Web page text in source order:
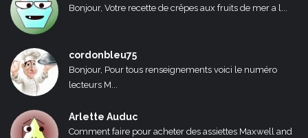
Bonjour, Votre recette de crêpes aux fruits de mer a l...
cordonbleu75
Bonjour, Pour tous renseignements voici le numéro
lecteurs M...
Arlette Auduc
Comment faire pour acheter des assiettes Maxwell and